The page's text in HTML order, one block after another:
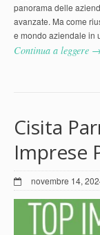
panorama delle
avanzate. Ma come
e mondo aziendale in
Continua a leggere
Cisita
Imprese
novembre 14,